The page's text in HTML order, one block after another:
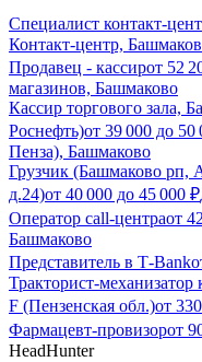
Специалист контакт-
Контакт-центр,
Продавец - кассирот 52
магазинов, Башмаково
Кассир торгового зала,
Роснефть)от 39 000 до 50
Пенза), Башмаково
Грузчик (Башмаково рп,
д.24)от 40 000 до 45 000 ₽
Оператор call-центраот
Башмаково
Представитель в Т-Bank
Тракторист-
F (Пензенская обл.)от
Фармацевт-провизорот
HeadHunter